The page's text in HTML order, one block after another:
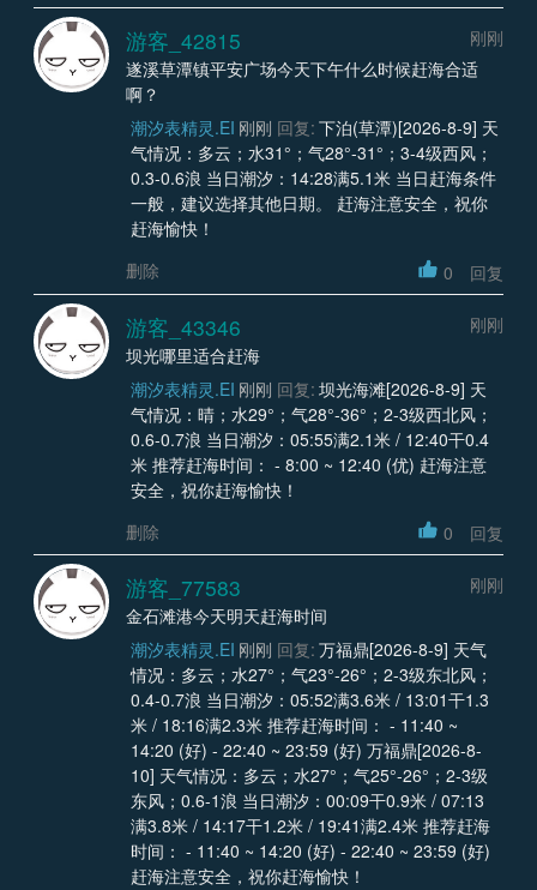
游客_42815
刚刚
遂溪草潭镇平安广场今天下午什么时候赶海合适
啊？
潮汐表精灵.EI 刚刚 回复: 下泊(草潭)[2026-8-9] 天
气情况：多云；水31°；气28°-31°；3-4级西风；
0.3-0.6浪 当日潮汐：14:28满5.1米 当日赶海条件
一般，建议选择其他日期。 赶海注意安全，祝你
赶海愉快！
删除
0 回复
游客_43346
刚刚
坝光哪里适合赶海
潮汐表精灵.EI 刚刚 回复: 坝光海滩[2026-8-9] 天
气情况：晴；水29°；气28°-36°；2-3级西北风；
0.6-0.7浪 当日潮汐：05:55满2.1米 / 12:40干0.4
米 推荐赶海时间： - 8:00 ~ 12:40 (优) 赶海注意
安全，祝你赶海愉快！
删除
0 回复
游客_77583
刚刚
金石滩港今天明天赶海时间
潮汐表精灵.EI 刚刚 回复: 万福鼎[2026-8-9] 天气
情况：多云；水27°；气23°-26°；2-3级东北风；
0.4-0.7浪 当日潮汐：05:52满3.6米 / 13:01干1.3
米 / 18:16满2.3米 推荐赶海时间： - 11:40 ~
14:20 (好) - 22:40 ~ 23:59 (好) 万福鼎[2026-8-
10] 天气情况：多云；水27°；气25°-26°；2-3级
东风；0.6-1浪 当日潮汐：00:09干0.9米 / 07:13
满3.8米 / 14:17干1.2米 / 19:41满2.4米 推荐赶海
时间： - 11:40 ~ 14:20 (好) - 22:40 ~ 23:59 (好)
赶海注意安全，祝你赶海愉快！